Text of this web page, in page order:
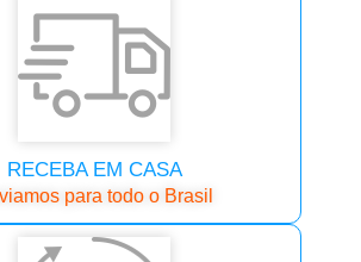
RECEBA EM CASA
para todo o Brasil